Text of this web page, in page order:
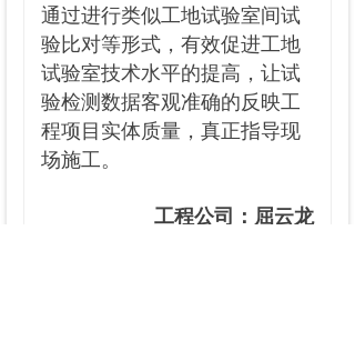
通过进行类似工地试验室间试
验比对等形式，有效促进工地
试验室技术水平的提高，让试
验检测数据客观准确的反映工
程项目实体质量，真正指导现
场施工。
工程公司：屈云龙